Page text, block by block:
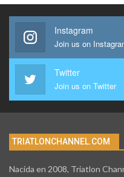
Instagram
Join us on
Twitter
Join us on Twitter
TRIATLONCHANNEL.COM
Nacida en 2008, Triatlon